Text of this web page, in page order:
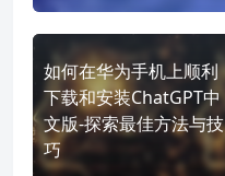
如何在华为手机上顺利
下载和安装ChatGPT中
文版-探索最佳方法与技
巧